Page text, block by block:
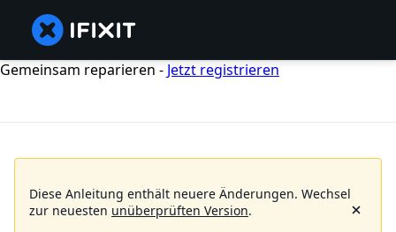
Gemeinsam reparieren - Jetzt registrieren
Diese Anleitung enthält neuere Änderungen. Wechsel
zur neuesten unüberprüften Version.